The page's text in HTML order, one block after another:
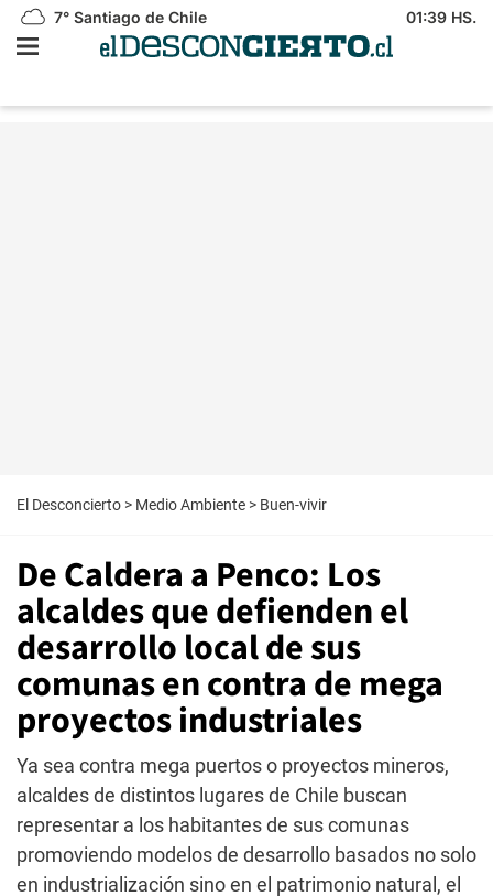
7° Santiago de Chile 01:39 HS.
El Desconcierto > Medio Ambiente > Buen-vivir
De Caldera a Penco: Los
alcaldes que defienden el
desarrollo local de sus
comunas en contra de mega
proyectos industriales
Ya sea contra mega puertos o proyectos mineros,
alcaldes de distintos lugares de Chile buscan
representar a los habitantes de sus comunas
promoviendo modelos de desarrollo basados no solo
en industrialización sino en el patrimonio natural, el